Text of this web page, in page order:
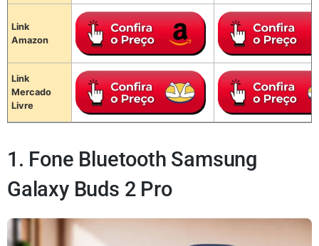
Link
Amazon
Link
Mercado
Livre
1. Fone Bluetooth Samsung
Galaxy Buds 2 Pro